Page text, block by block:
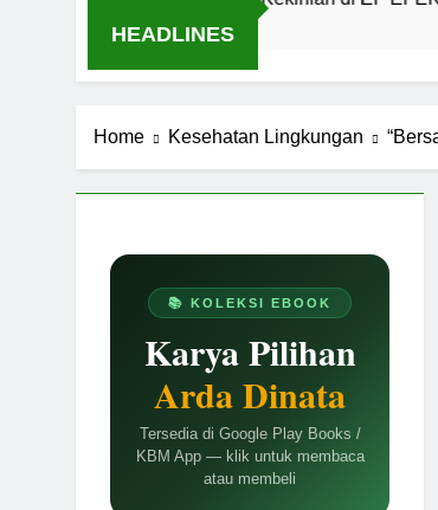
HEADLINES
Home Kesehatan Lingkungan
📚 KOLEKSI EBOOK
Karya Pilihan
Arda Dinata
Tersedia di Google Play Books /
KBM App — klik untuk membaca
atau membeli